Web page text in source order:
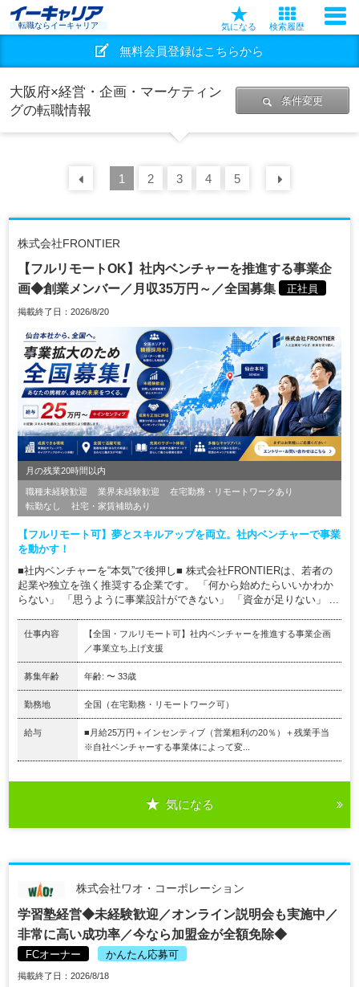
転職ならイーキャリア 気になる 検索履歴
無料会員登録はこちらから
大阪府×経営・企画・マーケティン
グの転職情報
条件変更
前の 30
1 2 3 4 5
株式会社FRONTIER
【フルリモートOK】社内ベンチャーを推進する事業企
画◆創業メンバー／月収35万円～／全国募集
正社員
掲載終了日：2026/8/20
月の残業20時間以内
職種未経験歓迎 業界未経験歓迎
在宅勤務・リモートワークあり
転勤なし
社宅・家賃補助あり
【フルリモート可】夢とスキルアップを両立。社内ベンチャーで事業
を動かす！
■社内ベンチャーを“本気”で後押し■ 株式会社FRONTIERは、若者の
起業や独立を強く推奨する企業です。 「何から始めたらいいかわか
らない」 「思うように事業設計ができない」 「資金が足りない」 ...
仕事内容
【全国・フルリモート可】社内ベンチャーを推進する事業企画
／事業立ち上げ支援
募集年齢 年齢: 〜 33歳
勤務地 全国（在宅勤務・リモートワーク可）
給与
■月給25万円＋インセンティブ（営業粗利の20％）＋残業手当
※自社ベンチャーする事業体によって変...
気になる
株式会社ワオ・コーポレーション
学習塾経営◆未経験歓迎／オンライン説明会も実施中／
非常に高い成功率／今なら加盟金が全額免除◆
FCオーナー かんたん応募可
掲載終了日：2026/8/18